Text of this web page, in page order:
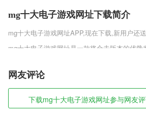
mg十大电子游戏网址下载简介
mg十大电子游戏网址APP,现在下载,新用户还
mg十大电子游戏网址是一款将合击版本的优
们能够在这款作品之中感受到精妙的合击技能
屏清怪，就仿佛是灸炎一般灼热，为玩家们创
各种游戏机制都让玩家们的游玩体验更加舒心。
mg十大电子游戏网址软件特色
1,班主任1对1辅导：贴心辅导课后作业，成为
网友评论
下载mg十大电子游戏网址参与网友